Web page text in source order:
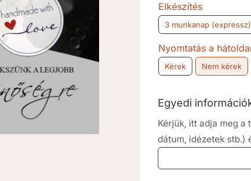
Elkészítés
3 munkanap (expressz)
Nyomtatás a
Kérek Nem kérek
Egyedi
Kérjük, itt adja meg
dátum, idézetek stb.)